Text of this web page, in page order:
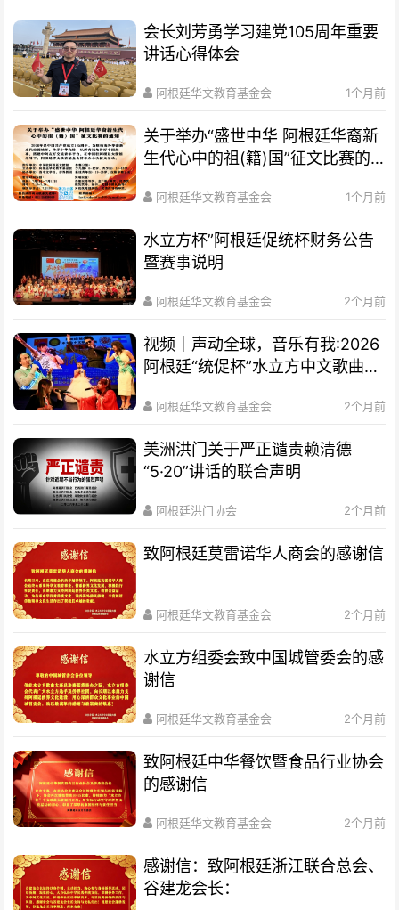
会长刘芳勇学习建党105周年重要
讲话心得体会
阿根廷华文教育基金会 1个月前
关于举办“盛世中华 阿根廷华裔新
生代心中的祖(籍)国”征文比赛的
阿根廷华文教育基金会 1个月前
水立方杯”阿根廷促统杯财务公告
暨赛事说明
阿根廷华文教育基金会 2个月前
视频｜声动全球，音乐有我:2026
阿根廷“统促杯”水立方中文歌曲大
阿根廷华文教育基金会 2个月前
美洲洪门关于严正谴责赖清德
“5·20”讲话的联合声明
阿根廷洪门协会 2个月前
致阿根廷莫雷诺华人商会的感谢信
阿根廷华文教育基金会 2个月前
水立方组委会致中国城管委会的感
谢信
阿根廷华文教育基金会 2个月前
致阿根廷中华餐饮暨食品行业协会
的感谢信
阿根廷华文教育基金会 2个月前
感谢信：致阿根廷浙江联合总会、
谷建龙会长：